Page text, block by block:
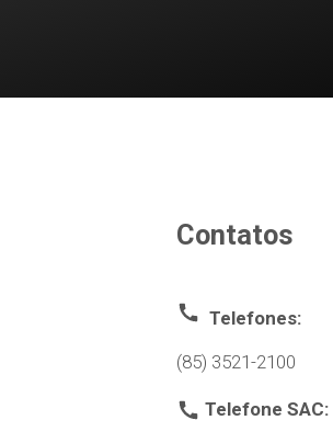
Contatos
Telefones:
(85) 3521-2100
Telefone SAC: